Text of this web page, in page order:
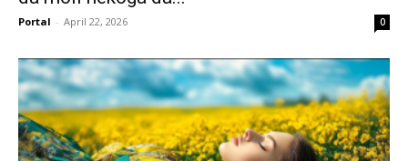
Portal - April 22, 2026 0